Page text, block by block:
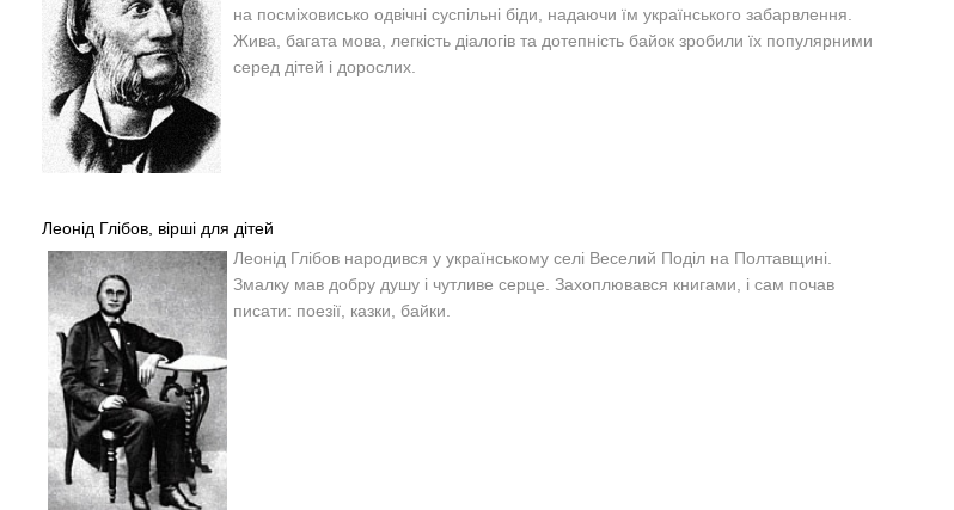
на посміховисько одвічні суспільні біди, надаючи їм українського забарвлення.
Жива, багата мова, легкість діалогів та дотепність байок зробили їх популярними
серед дітей і дорослих.
Леонід Глібов, вірші для дітей
Леонід Глібов народився у українському селі Веселий Поділ на Полтавщині.
Змалку мав добру душу і чутливе серце. Захоплювався книгами, і сам почав
писати: поезії, казки, байки.